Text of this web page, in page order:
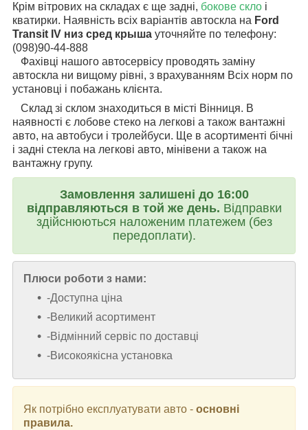
Крім вітрових на складах є ще задні, бокове скло і
кватирки. Наявність всіх варіантів автоскла на Ford
Transit IV низ сред крыша уточняйте по телефону:
(098)90-44-888
Фахівці нашого автосервісу проводять заміну
автоскла ни вищому рівні, з врахуванням Всіх норм по
установці і побажань клієнта.
Склад зі склом знаходиться в місті Вінниця. В
наявності є лобове стеко на легкові а також вантажні
авто, на автобуси і тролейбуси. Ще в асортименті бічні
і задні стекла на легкові авто, мінівени а також на
вантажну групу.
Замовлення залишені до 16:00
відправляються в той же день. Відправки
здійснюються наложеним платежем (без
передоплати).
Плюси роботи з нами:
-Доступна ціна
-Великий асортимент
-Відмінний сервіс по доставці
-Високоякісна установка
Як потрібно експлуатувати авто - основні
правила.